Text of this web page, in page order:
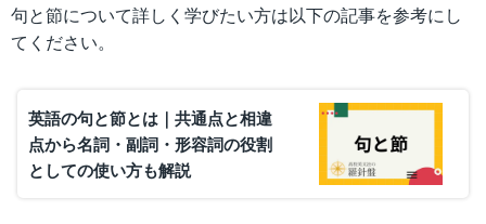
句と節について詳しく学びたい方は以下の記事を参考にし
てください。
英語の句と節とは｜共通点と相違
点から名詞・副詞・形容詞の役割
としての使い方も解説